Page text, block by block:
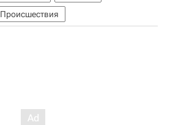
Происшествия